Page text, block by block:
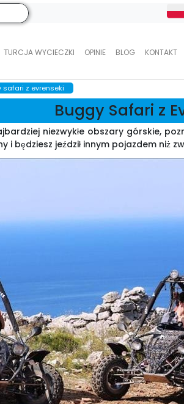
ТURCJA WYCIECZKI OPINIE BLOG KONTAKT
safari z evrenseki
Buggy Safari z
niezwykłe obszary górskie,
i będziesz jeździł innym pojazdem niż